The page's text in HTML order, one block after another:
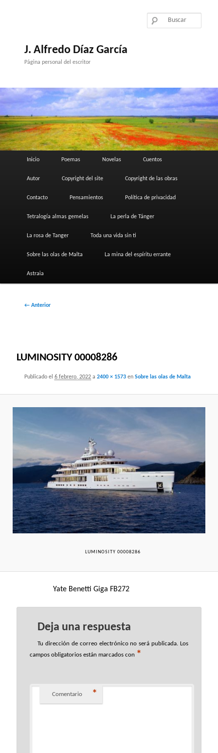
J. Alfredo Díaz García
Página personal del escritor
Inicio Poemas Novelas Cuentos
Autor Copyright del site Copyright de las obras
Contacto Pensamientos Política de privacidad
Tetralogía almas gemelas La perla de Tánger
La rosa de Tanger Toda una vida sin ti
Sobre las olas de Malta La mina del espíritu errante
Astraia
Navegador
← Anterior
LUMINOSITY 00008286
Publicado el 6 febrero, 2022 a2400 × 1573 enSobre las olas de Malta
LUMINOSITY 00008286
Yate Benetti Giga FB272
Deja una respuesta
Tu dirección de correo electrónico no será publicada. Los
campos obligatorios están marcados con *
Comentario *